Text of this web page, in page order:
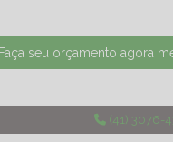
Faça seu orçamento agora
(41) 3076-